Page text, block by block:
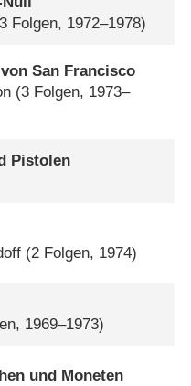
Folgen, 1972–1978)
San Francisco
(3 Folgen, 1973–
Pistolen
(2 Folgen, 1974)
1969–1973)
und Moneten